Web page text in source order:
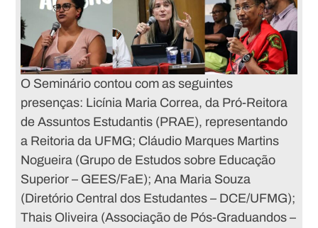
O Seminário contou com as seguintes
presenças: Licínia Maria Correa, da Pró-Reitora
de Assuntos Estudantis (PRAE), representando
a Reitoria da UFMG; Cláudio Marques Martins
Nogueira (Grupo de Estudos sobre Educação
Superior – GEES/FaE); Ana Maria Souza
(Diretório Central dos Estudantes – DCE/UFMG);
Thais Oliveira (Associação de Pós-Graduandos –